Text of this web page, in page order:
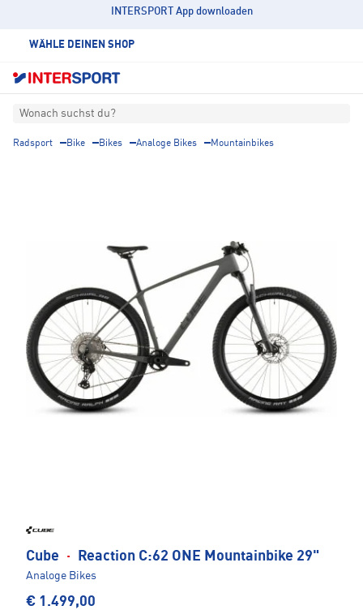
INTERSPORT App downloaden
WÄHLE DEINEN SHOP
Wonach suchst du?
Radsport Bike Bikes Analoge Bikes Mountainbikes
Cube · Reaction C:62 ONE Mountainbike 29"
Analoge Bikes
€ 1.499,00